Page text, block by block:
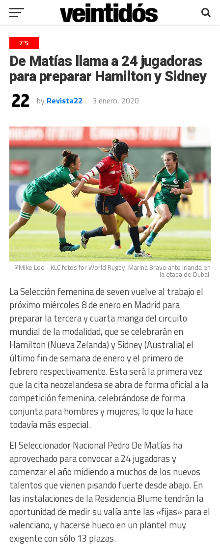
7'S
De Matías llama a 24 jugadoras
para preparar Hamilton y Sidney
by Revista22 3 enero, 2020
©Mike Lee - KLC fotos for World Rugby. Marina Bravo ante Irlanda en
la etapa de Dubai.
La Selección femenina de seven vuelve al trabajo el
próximo miércoles 8 de enero en Madrid para
preparar la tercera y cuarta manga del circuito
mundial de la modalidad, que se celebrarán en
Hamilton (Nueva Zelanda) y Sidney (Australia) el
último fin de semana de enero y el primero de
febrero respectivamente. Esta será la primera vez
que la cita neozelandesa se abra de forma oficial a la
competición femenina, celebrándose de forma
conjunta para hombres y mujeres, lo que la hace
todavía más especial.
El Seleccionador Nacional Pedro De Matías ha
aprovechado para convocar a 24 jugadoras y
comenzar el año midiendo a muchos de los nuevos
talentos que vienen pisando fuerte desde abajo. En
las instalaciones de la Residencia Blume tendrán la
oportunidad de medir su valía ante las «fijas» para el
valenciano, y hacerse hueco en un plantel muy
exigente con sólo 13 plazas.